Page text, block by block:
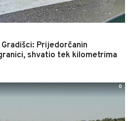
Prijedorčanin
shvatio tek kilometrima
0